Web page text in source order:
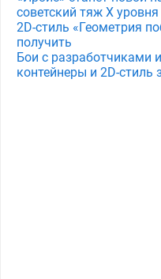
советский тяж X
2D-стиль «Геометрия
получить
Бои с разработчиками
контейнеры и 2D-стиль